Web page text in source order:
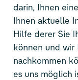
darin, Ihnen
Ihnen aktuelle
Hilfe derer Sie
können und wir
nachkommen
es uns möglich